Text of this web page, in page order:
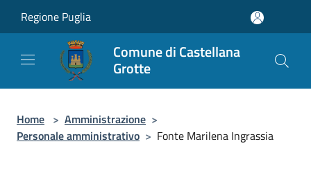
Regione Puglia
Comune di Castellana
Grotte
Home > Amministrazione >
Personale amministrativo > Fonte Marilena Ingrassia